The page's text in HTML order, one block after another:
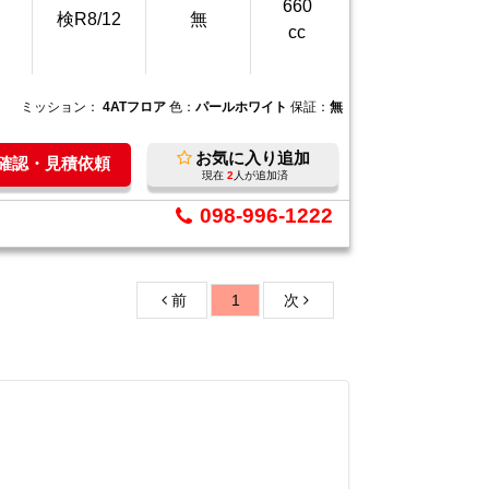
検R8/12 無
660
cc
ミッション： 4ATフロア 色： パールホワイト 保証： 無
認・見積依頼 お気に入り追加
現在 2 人が追加済
098-996-1222
前 1 次